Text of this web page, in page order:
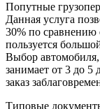
Попутные
Данная услуга
30% по
пользуется
Выбор
занимает от 3 до 5
заказ
Типовые